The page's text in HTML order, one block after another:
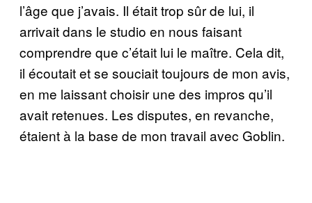
l’âge que j’avais. Il était trop sûr de lui, il
arrivait dans le studio en nous faisant
comprendre que c’était lui le maître. Cela dit,
il écoutait et se souciait toujours de mon avis,
en me laissant choisir une des impros qu’il
avait retenues. Les disputes, en revanche,
étaient à la base de mon travail avec Goblin.